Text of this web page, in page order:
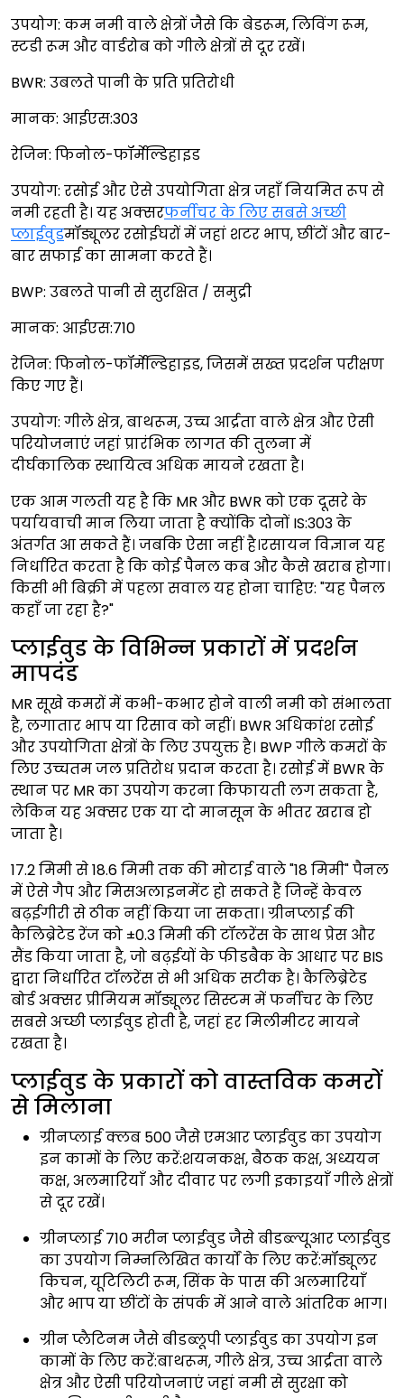
उपयोग: कम नमी वाले क्षेत्रों जैसे कि बेडरूम, लिविंग रूम,
स्टडी रूम और वार्डरोब को गीले क्षेत्रों से दूर रखें।
BWR: उबलते पानी के प्रति प्रतिरोधी
मानक: आईएस:303
रेजिन: फिनोल-फॉर्मेल्डिहाइड
उपयोग: रसोई और ऐसे उपयोगिता क्षेत्र जहाँ नियमित रूप से
नमी रहती है। यह अक्सरफर्नीचर के लिए सबसे अच्छी
प्लाईवुडमॉड्यूलर रसोईघरों में जहां शटर भाप, छींटों और बार-
बार सफाई का सामना करते हैं।
BWP: उबलते पानी से सुरक्षित / समुद्री
मानक: आईएस:710
रेजिन: फिनोल-फॉर्मेल्डिहाइड, जिसमें सख्त प्रदर्शन परीक्षण
किए गए हैं।
उपयोग: गीले क्षेत्र, बाथरूम, उच्च आर्द्रता वाले क्षेत्र और ऐसी
परियोजनाएं जहां प्रारंभिक लागत की तुलना में
दीर्घकालिक स्थायित्व अधिक मायने रखता है।
एक आम गलती यह है कि MR और BWR को एक दूसरे के
पर्यायवाची मान लिया जाता है क्योंकि दोनों IS:303 के
अंतर्गत आ सकते हैं। जबकि ऐसा नहीं है।रसायन विज्ञान यह
निर्धारित करता है कि कोई पैनल कब और कैसे खराब होगा।
किसी भी बिक्री में पहला सवाल यह होना चाहिए: "यह पैनल
कहाँ जा रहा है?"
प्लाईवुड के विभिन्न प्रकारों में प्रदर्शन
मापदंड
MR सूखे कमरों में कभी-कभार होने वाली नमी को संभालता
है, लगातार भाप या रिसाव को नहीं। BWR अधिकांश रसोई
और उपयोगिता क्षेत्रों के लिए उपयुक्त है। BWP गीले कमरों के
लिए उच्चतम जल प्रतिरोध प्रदान करता है। रसोई में BWR के
स्थान पर MR का उपयोग करना किफायती लग सकता है,
लेकिन यह अक्सर एक या दो मानसून के भीतर खराब हो
जाता है।
17.2 मिमी से 18.6 मिमी तक की मोटाई वाले "18 मिमी" पैनल
में ऐसे गैप और मिसअलाइनमेंट हो सकते हैं जिन्हें केवल
बढ़ईगीरी से ठीक नहीं किया जा सकता। ग्रीनप्लाई की
कैलिब्रेटेड रेंज को ±0.3 मिमी की टॉलरेंस के साथ प्रेस और
सैंड किया जाता है, जो बढ़ईयों के फीडबैक के आधार पर BIS
द्वारा निर्धारित टॉलरेंस से भी अधिक सटीक है। कैलिब्रेटेड
बोर्ड अक्सर प्रीमियम मॉड्यूलर सिस्टम में फर्नीचर के लिए
सबसे अच्छी प्लाईवुड होती है, जहां हर मिलीमीटर मायने
रखता है।
प्लाईवुड के प्रकारों को वास्तविक कमरों
से मिलाना
ग्रीनप्लाई क्लब 500 जैसे एमआर प्लाईवुड का उपयोग
इन कामों के लिए करें:शयनकक्ष, बैठक कक्ष, अध्ययन
कक्ष, अलमारियाँ और दीवार पर लगी इकाइयाँ गीले क्षेत्रों
से दूर रखें।
ग्रीनप्लाई 710 मरीन प्लाईवुड जैसे बीडब्ल्यूआर प्लाईवुड
का उपयोग निम्नलिखित कार्यों के लिए करें:मॉड्यूलर
किचन, यूटिलिटी रूम, सिंक के पास की अलमारियाँ
और भाप या छींटों के संपर्क में आने वाले आंतरिक भाग।
ग्रीन प्लैटिनम जैसे बीडब्लूपी प्लाईवुड का उपयोग इन
कामों के लिए करें:बाथरूम, गीले क्षेत्र, उच्च आर्द्रता वाले
क्षेत्र और ऐसी परियोजनाएं जहां नमी से सुरक्षा को